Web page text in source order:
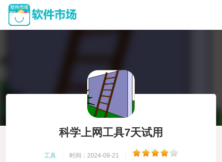
科学上网工具7天试用
工具 时间：2024-09-21